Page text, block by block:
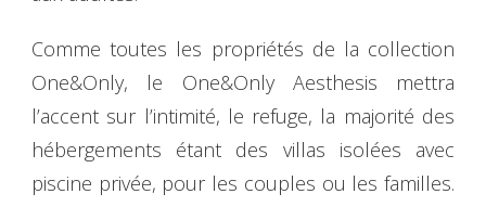
Comme toutes les propriétés de la collection
One&Only, le One&Only Aesthesis mettra
l’accent sur l’intimité, le refuge, la majorité des
hébergements étant des villas isolées avec
piscine privée, pour les couples ou les familles.